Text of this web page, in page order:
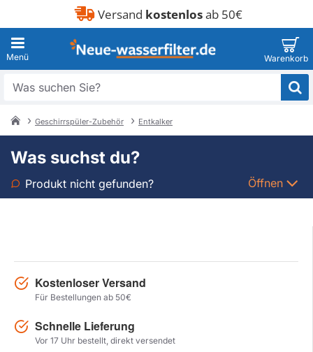
Versand kostenlosab 50€
Was
Sie?
Geschirrspüler-Zubehör Entkalker
Was suchst du?
Produkt nicht gefunden? Öffnen
Modell
Herstel zoekopdracht
Kostenloser Versand
Für Bestellungen ab 50€
Schnelle Lieferung
Vor 17 Uhr bestellt, direkt versendet